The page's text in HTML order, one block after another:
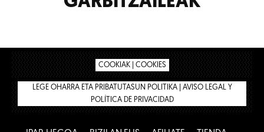
COOKIAK | COOKIES
LEGE OHARRA ETA PRIBATUTASUN POLITIKA | AVISO LEGAL Y
POLÍTICA DE PRIVACIDAD